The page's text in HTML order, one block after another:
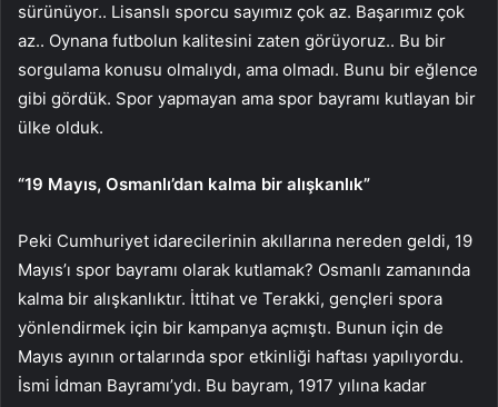
sürünüyor.. Lisanslı sporcu sayımız çok az. Başarımız çok
az.. Oynana futbolun kalitesini zaten görüyoruz.. Bu bir
sorgulama konusu olmalıydı, ama olmadı. Bunu bir eğlence
gibi gördük. Spor yapmayan ama spor bayramı kutlayan bir
ülke olduk.
“19 Mayıs, Osmanlı’dan kalma bir alışkanlık”
Peki Cumhuriyet idarecilerinin akıllarına nereden geldi, 19
Mayıs’ı spor bayramı olarak kutlamak? Osmanlı zamanında
kalma bir alışkanlıktır. İttihat ve Terakki, gençleri spora
yönlendirmek için bir kampanya açmıştı. Bunun için de
Mayıs ayının ortalarında spor etkinliği haftası yapılıyordu.
İsmi İdman Bayramı’ydı. Bu bayram, 1917 yılına kadar